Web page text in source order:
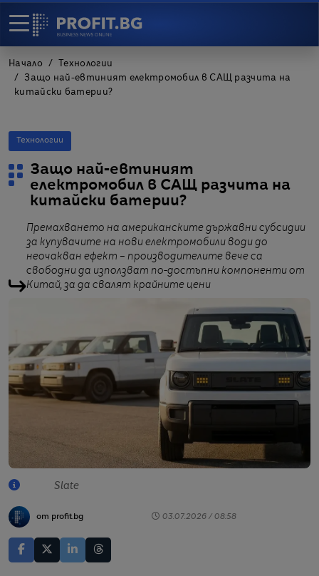
Начало
Технологии
Защо най-евтиният електромобил в САЩ разчита на
китайски батерии?
Технологии
Защо най-евтиният
електромобил в САЩ разчита на
китайски батерии?
Премахването на американските държавни субсидии
за купувачите на нови електромобили води до
неочакван ефект – производителите вече са
свободни да използват по-достъпни компоненти от
Китай, за да свалят крайните цени
Slate
от profit.bg 03.07.2026 / 08:58